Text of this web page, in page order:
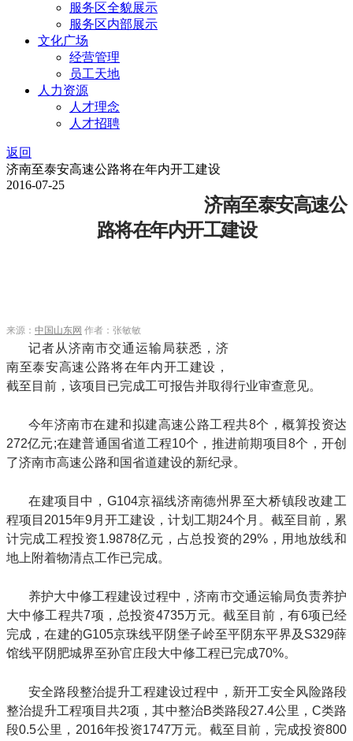
服务区全貌展示
服务区内部展示
文化广场
经营管理
员工天地
人力资源
人才理念
人才招聘
返回
济南至泰安高速公路将在年内开工建设
2016-07-25
济南至泰安高速公
路将在年内开工建设
来源： 中国山东网 作者： 张敏敏
记者从济南市交通运输局获悉，济
南至泰安高速公路将在年内开工建设，
截至目前，该项目已完成工可报告并取得行业审查意见。
今年济南市在建和拟建高速公路工程共8个，概算投资达
272亿元;在建普通国省道工程10个，推进前期项目8个，开创
了济南市高速公路和国省道建设的新纪录。
在建项目中，G104京福线济南德州界至大桥镇段改建工
程项目2015年9月开工建设，计划工期24个月。截至目前，累
计完成工程投资1.9878亿元，占总投资的29%，用地放线和
地上附着物清点工作已完成。
养护大中修工程建设过程中，济南市交通运输局负责养护
大中修工程共7项，总投资4735万元。截至目前，有6项已经
完成，在建的G105京珠线平阴堡子岭至平阴东平界及S329薛
馆线平阴肥城界至孙官庄段大中修工程已完成70%。
安全路段整治提升工程建设过程中，新开工安全风险路段
整治提升工程项目共2项，其中整治B类路段27.4公里，C类路
段0.5公里，2016年投资1747万元。截至目前，完成投资800